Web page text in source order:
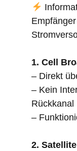
1. Cell
– Direkt
– Kein
Rückkanal
–
2.